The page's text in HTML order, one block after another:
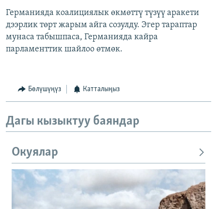
Германияда коалициялык өкмөттү түзүү аракети
дээрлик төрт жарым айга созулду. Эгер тараптар
мунаса табышпаса, Германияда кайра
парламенттик шайлоо өтмөк.
Бөлүшүңүз Катталыңыз
Дагы кызыктуу баяндар
Окуялар